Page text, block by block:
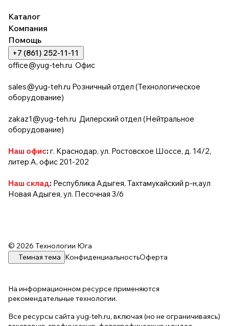
Каталог
Компания
Помощь
+7 (861) 252-11-11
office@yug-teh.ru Офис
sales@yug-teh.ru Розничный отдел (Технологическое
оборудование)
zakaz1@yug-teh.ru Дилерский отдел (Нейтральное
оборудование)
Наш офис: г. Краснодар, ул. Ростовское Шоссе, д. 14/2,
литер А, офис 201-202
Наш склад: Республика Адыгея, Тахтамукайский р-н,аул
Новая Адыгея, ул. Песочная 3/6
© 2026 Технологии Юга
Темная тема КонфиденциальностьОферта
На информационном ресурсе применяются
рекомендательные технологии.
Все ресурсы сайта yug-teh.ru, включая (но не ограничиваясь)